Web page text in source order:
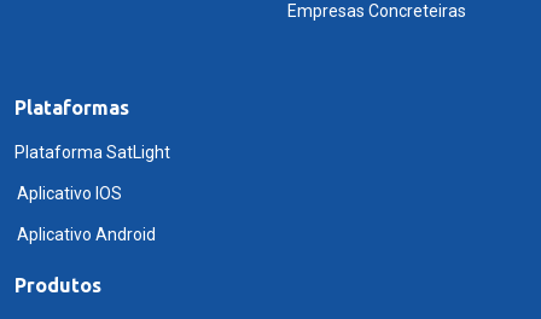
Empresas Concreteiras
Plataformas
Plataforma SatLight
Aplicativo IOS
Aplicativo Android
Produtos